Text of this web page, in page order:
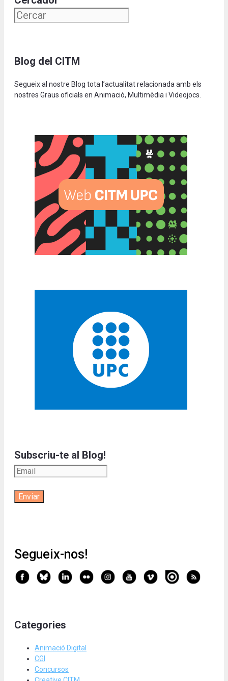
Blog del CITM
Segueix al nostre Blog tota l’actualitat relacionada amb els
nostres Graus oficials en Animació, Multimèdia i Videojocs.
Subscriu-te al Blog!
Segueix-nos!
Categories
Animació Digital
CGI
Concursos